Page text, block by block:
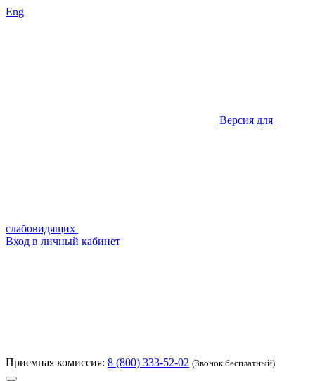
Eng
Версия для
слабовидящих
Вход в личный кабинет
Приемная комиссия: 8 (800) 333-52-02 (Звонок бесплатный)